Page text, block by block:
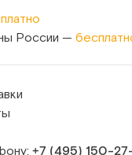
России —
+7 (495)